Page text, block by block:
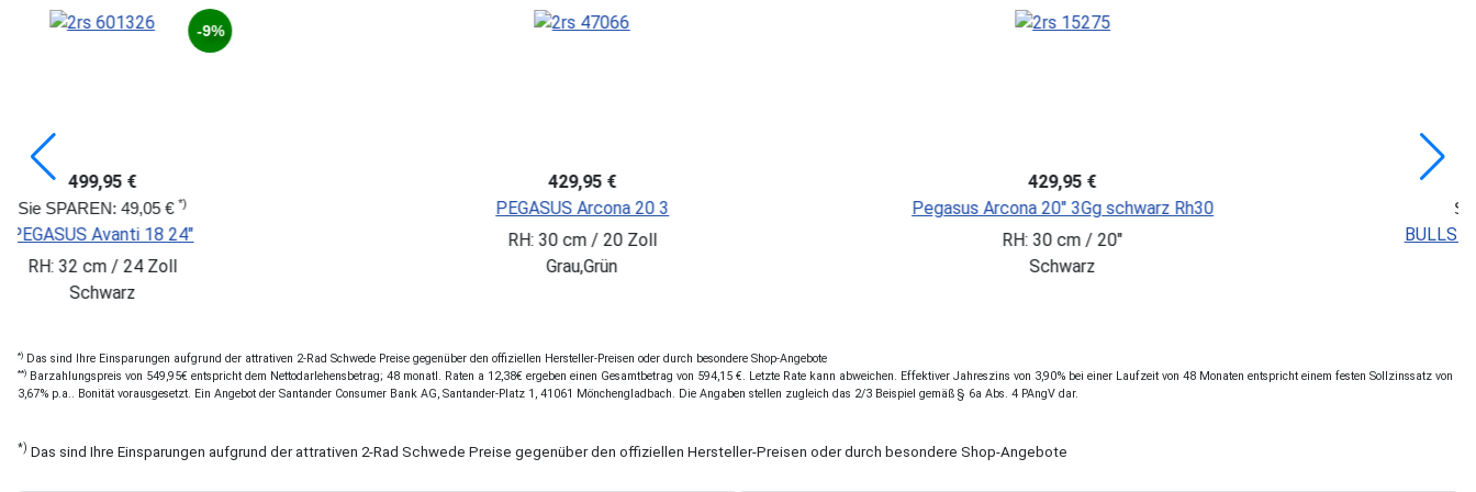
429,95 €
20" 3Gg schwarz Rh30
RH: 30 cm / 20"
Schwarz
579,95 €
Sie SPAREN: 100,00 €*)
BULLS Tokee Street 20 3-spd inner
RH: 4XS / 20 Zoll
549,99 €
PUKY SKYRIDE 20-3 Classic
RH: 28 cm / 20 Zoll
Blau
Sie
*) Das sind Ihre Einsparungen aufgrund der attrativen 2-Rad Schwede Preise gegenüber den offiziellen Hersteller-Preisen oder durch besondere Shop-Angebote
**) Barzahlungspreis von 549,95€ entspricht dem Nettodarlehensbetrag; 48 monatl. Raten a 12,38€ ergeben einen Gesamtbetrag von 594,15 €. Letzte Rate kann abweichen. Effektiver Jahreszins von 3,90% bei einer Laufzeit von 48 Monaten entspricht einem festen Sollzinssatz von
3,67% p.a.. Bonität vorausgesetzt. Ein Angebot der Santander Consumer Bank AG, Santander-Platz 1, 41061 Mönchengladbach. Die Angaben stellen zugleich das 2/3 Beispiel gemäß § 6a Abs. 4 PAngV dar.
*) Das sind Ihre Einsparungen aufgrund der attrativen 2-Rad Schwede Preise gegenüber den offiziellen Hersteller-Preisen oder durch besondere Shop-Angebote